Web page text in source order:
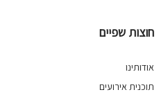
חוצות שפיים
אודותינו
תוכנית אירועים